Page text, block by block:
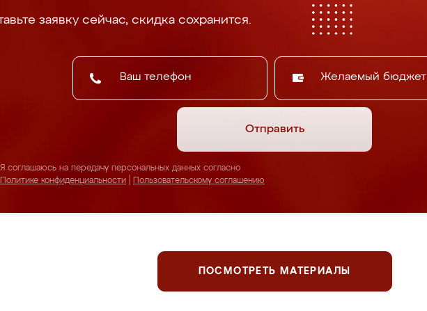
заявку сейчас, скидка сохранится.
Желаемый бюджет
Отправить
Я соглашаюсь на передачу персональных данных согласно
Политике конфиденциальности
Пользовательскому соглашению
ПОСМОТРЕТЬ МАТЕРИАЛЫ